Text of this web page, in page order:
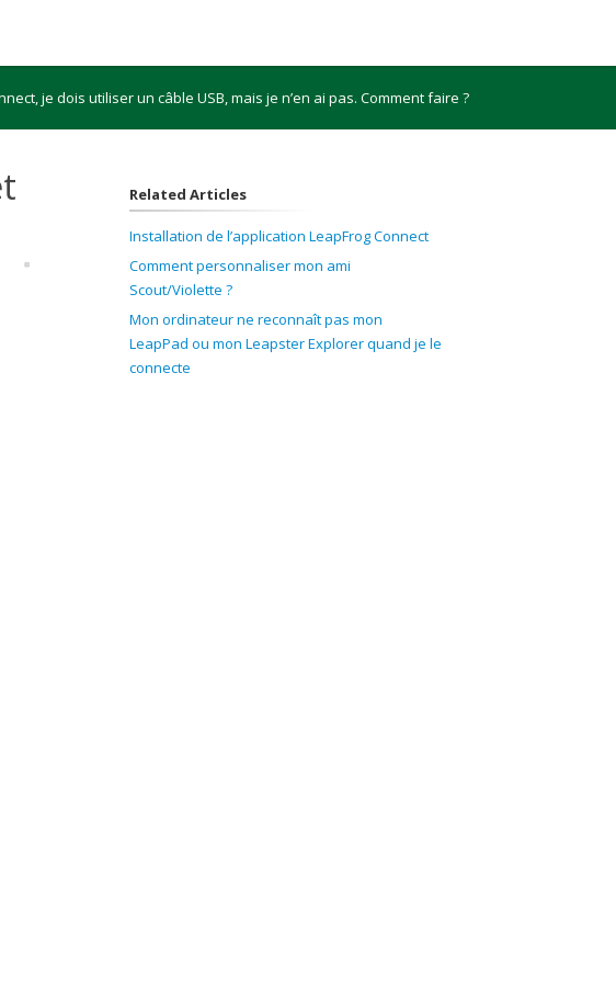
je dois utiliser un câble USB, mais je n’en ai pas. Comment faire ?
Related Articles
Installation de l’application LeapFrog Connect
Comment personnaliser mon ami
Scout/Violette ?
Mon ordinateur ne reconnaît pas mon
LeapPad ou mon Leapster Explorer quand je le
connecte